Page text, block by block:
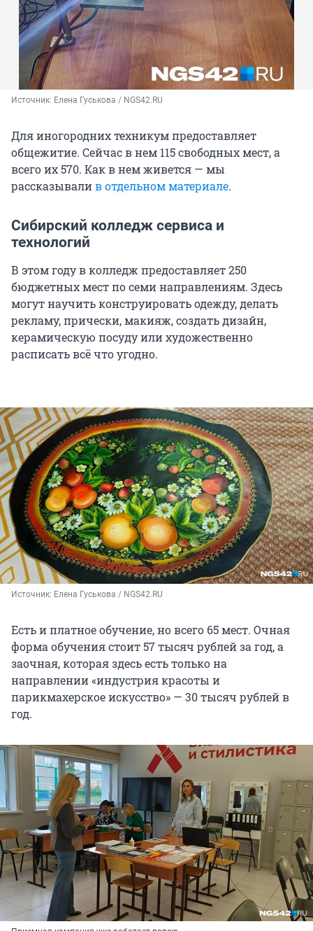
Источник: Елена Гуськова / NGS42.RU
Для иногородних техникум предоставляет
общежитие. Сейчас в нем 115 свободных мест, а
всего их 570. Как в нем живется — мы
рассказывалив отдельном материале.
Сибирский колледж сервиса и
технологий
В этом году в колледж предоставляет 250
бюджетных мест по семи направлениям. Здесь
могут научить конструировать одежду, делать
рекламу, прически, макияж, создать дизайн,
керамическую посуду или художественно
расписать всё что угодно.
Источник: Елена Гуськова / NGS42.RU
Есть и платное обучение, но всего 65 мест. Очная
форма обучения стоит 57 тысяч рублей за год, а
заочная, которая здесь есть только на
направлении «индустрия красоты и
парикмахерское искусство» — 30 тысяч рублей в
год.